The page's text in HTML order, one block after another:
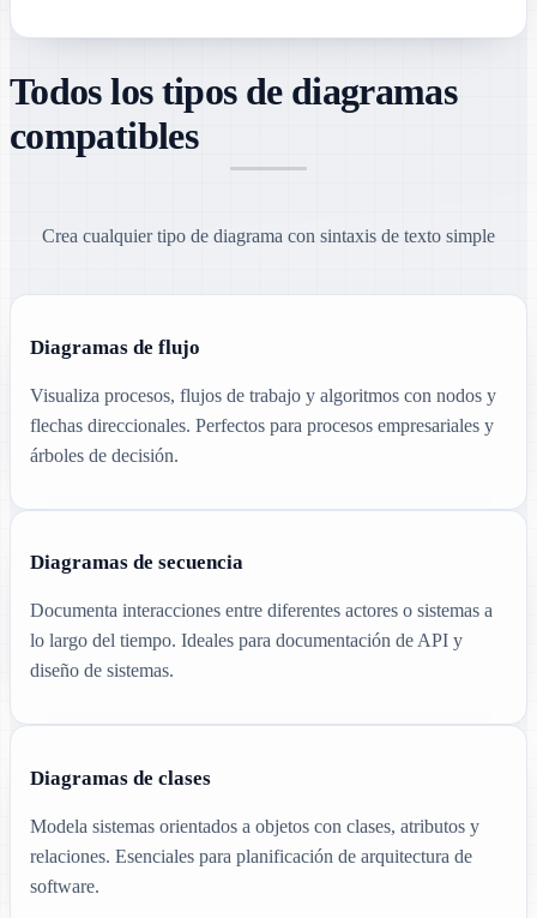
Todos los tipos de diagramas
compatibles
Crea cualquier tipo de diagrama con sintaxis de texto simple
Diagramas de flujo
Visualiza procesos, flujos de trabajo y algoritmos con nodos y
flechas direccionales. Perfectos para procesos empresariales y
árboles de decisión.
Diagramas de secuencia
Documenta interacciones entre diferentes actores o sistemas a
lo largo del tiempo. Ideales para documentación de API y
diseño de sistemas.
Diagramas de clases
Modela sistemas orientados a objetos con clases, atributos y
relaciones. Esenciales para planificación de arquitectura de
software.